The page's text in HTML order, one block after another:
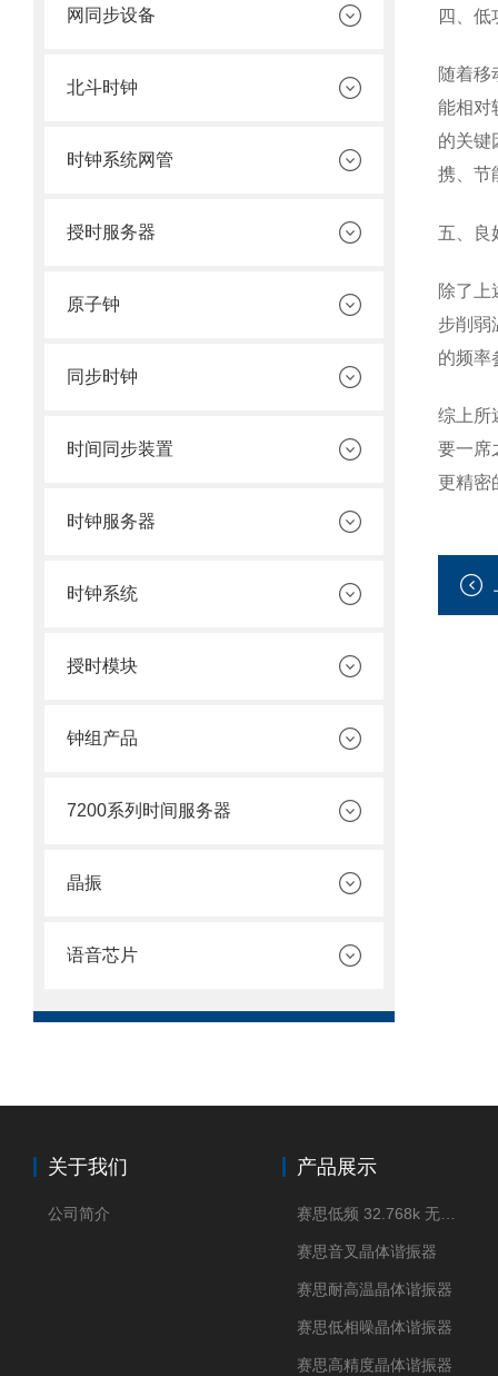
网同步设备
北斗时钟
时钟系统网管
授时服务器
原子钟
同步时钟
时间同步装置
时钟服务器
时钟系统
授时模块
钟组产品
7200系列时间服务器
晶振
语音芯片
四、低
随着移
能相对
的关键
携、节
五、良
除了上
步削弱
的频率
综上所
要一席
更精密
关于我们
公司简介
产品展示
赛思音叉晶体谐振器
赛思耐高温晶体谐振器
赛思低相噪晶体谐振器
赛思高精度晶体谐振器